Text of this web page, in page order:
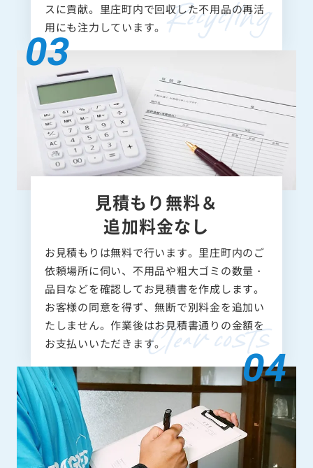
スに貢献。里庄町内で回収した不用品の再活
用にも注力しています。
見積もり無料＆
追加料金なし
お見積もりは無料で行います。里庄町内のご
依頼場所に伺い、不用品や粗大ゴミの数量・
品目などを確認してお見積書を作成します。
お客様の同意を得ず、無断で別料金を追加い
たしません。作業後はお見積書通りの金額を
お支払いいただきます。